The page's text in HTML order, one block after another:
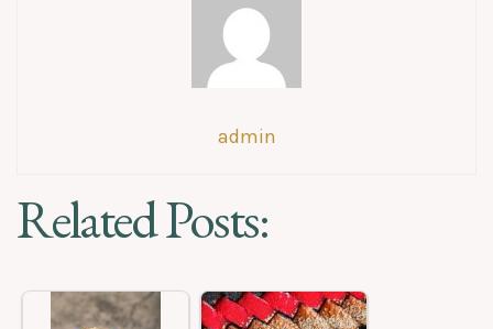
admin
Related Posts: